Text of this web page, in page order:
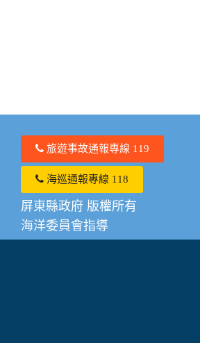
旅遊事故通報專線 119
海巡通報專線 118
屏東縣政府 版權所有
海洋委員會指導